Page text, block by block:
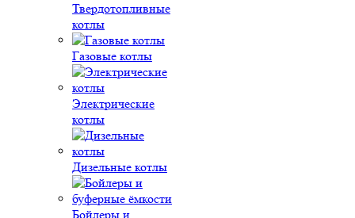
Твердотопливные
котлы
Газовые котлы
Электрические
котлы
Дизельные котлы
Бойлеры и